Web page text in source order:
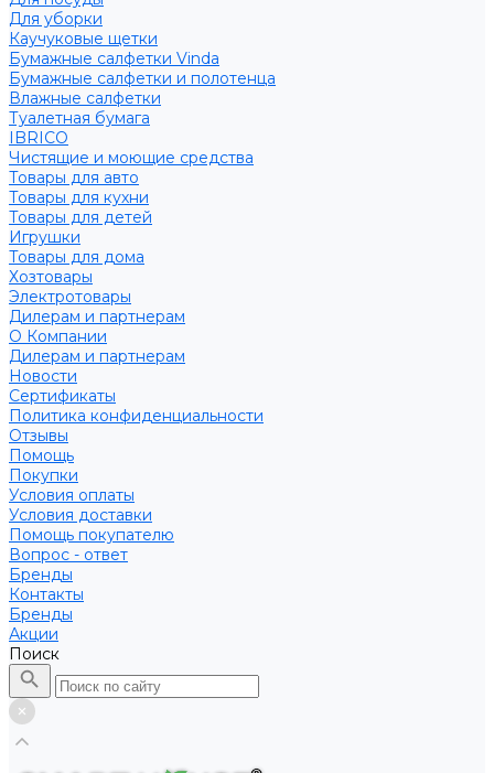
Для уборки
Каучуковые щетки
Бумажные салфетки Vinda
Бумажные салфетки и полотенца
Влажные салфетки
Туалетная бумага
IBRICO
Чистящие и моющие средства
Товары для авто
Товары для кухни
Товары для детей
Игрушки
Товары для дома
Хозтовары
Электротовары
Дилерам и партнерам
О Компании
Дилерам и партнерам
Новости
Сертификаты
Политика конфиденциальности
Отзывы
Помощь
Покупки
Условия оплаты
Условия доставки
Помощь покупателю
Вопрос - ответ
Бренды
Контакты
Бренды
Акции
Поиск